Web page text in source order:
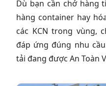
Dù bạn cần chở hàng
hàng container hay
các KCN trong vùng,
đáp ứng đúng nhu
tải đang được An Toàn